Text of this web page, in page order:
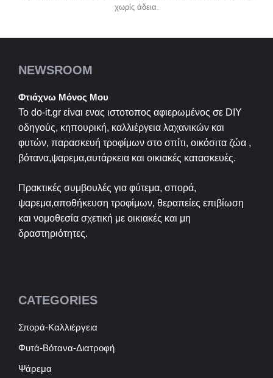
χωρίς άδεια.
NEWSROOM
Φτιάχνω Μόνος Μου
Το do-it.gr είναι ενας ιστοτοπος αφιερωμένος σε DIY
οδηγούς, κηπουρική, καλλιέργεια λαχανικών και
φυτών, παρασκευή τροφίμων στο σπίτι, οικόσιτα ζώα ,
βότανα,ψαρεμα,αυτάρκεια και οικιακές κατασκευές.
Πρακτικές συμβουλές για φύτεμα, σπορά,
ψαρεμα,αποθήκευση τροφίμων, θεραπείες επιβίωση
και νομοθεσία σχετική με οικιακές και μη
δραστηριότητες.
CATEGORIES
Σπορά-Καλλιέργεια
Φυτά-Βότανα-Διατροφή
Ψάρεμα